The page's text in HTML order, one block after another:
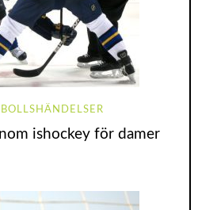
ishockey för damer